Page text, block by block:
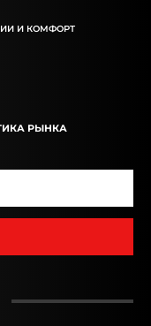
И КОМФОРТ
РЫНКА